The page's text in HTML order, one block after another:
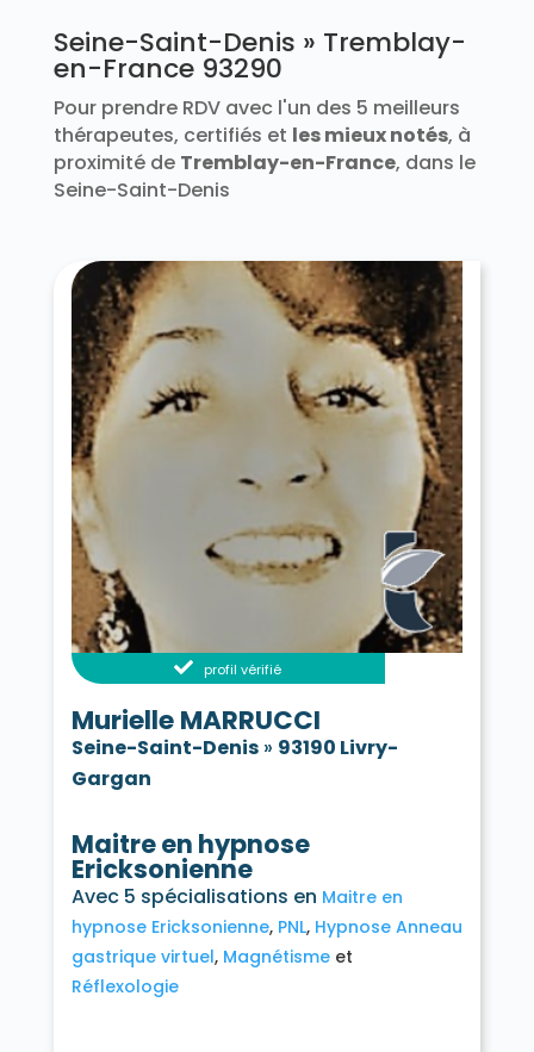
Seine-Saint-Denis » Tremblay-
en-France 93290
Pour prendre RDV avec l'un des 5 meilleurs
thérapeutes, certifiés et les mieux notés, à
proximité de Tremblay-en-France, dans le
Seine-Saint-Denis
profil vérifié
Murielle MARRUCCI
Seine-Saint-Denis» 93190 Livry-
Gargan
Maitre en hypnose
Ericksonienne
Avec 5 spécialisations en Maitre en
hypnose Ericksonienne PNL Hypnose Anneau
gastrique virtuel Magnétisme
Réflexologie